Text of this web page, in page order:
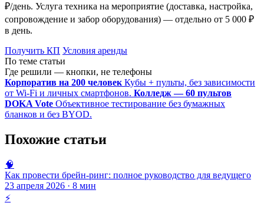
₽/день. Услуга техника на мероприятие (доставка, настройка,
сопровождение и забор оборудования) — отдельно от 5 000 ₽
в день.
Получить КП Условия аренды
По теме статьи
Где решили — кнопки, не телефоны
Корпоратив на 200 человек Кубы + пульты, без зависимости
от Wi-Fi и личных смартфонов. Колледж — 60 пультов
DOKA Vote Объективное тестирование без бумажных
бланков и без BYOD.
Похожие статьи
🧠
Как провести брейн-ринг: полное руководство для ведущего
23 апреля 2026 · 8 мин
⚡